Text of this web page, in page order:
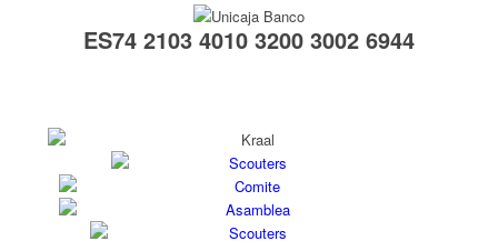
ES74 2103 4010 3200 3002 6944